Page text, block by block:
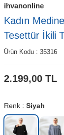
ihvanonline
Kadın
Tesettür İkili
Ürün Kodu : 35316
2.199,00 TL
Renk : Siyah